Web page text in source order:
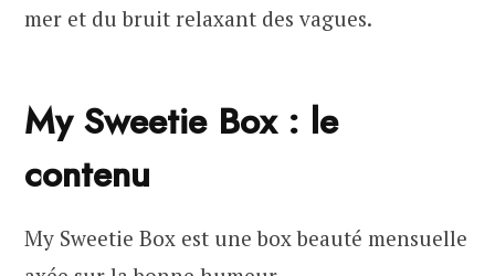
mer et du bruit relaxant des vagues.
My Sweetie Box : le
contenu
My Sweetie Box est une box beauté mensuelle